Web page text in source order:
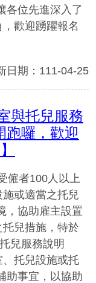
各位先進深入了
歡迎踴躍報名
日期：111-04-25
與托兒服務
跑囉，歡迎
僱者100人以上
或適當之托兒
，協助雇主設置
兒措施，特於
兒服務說明
托兒設施或托
助事宜，以協助